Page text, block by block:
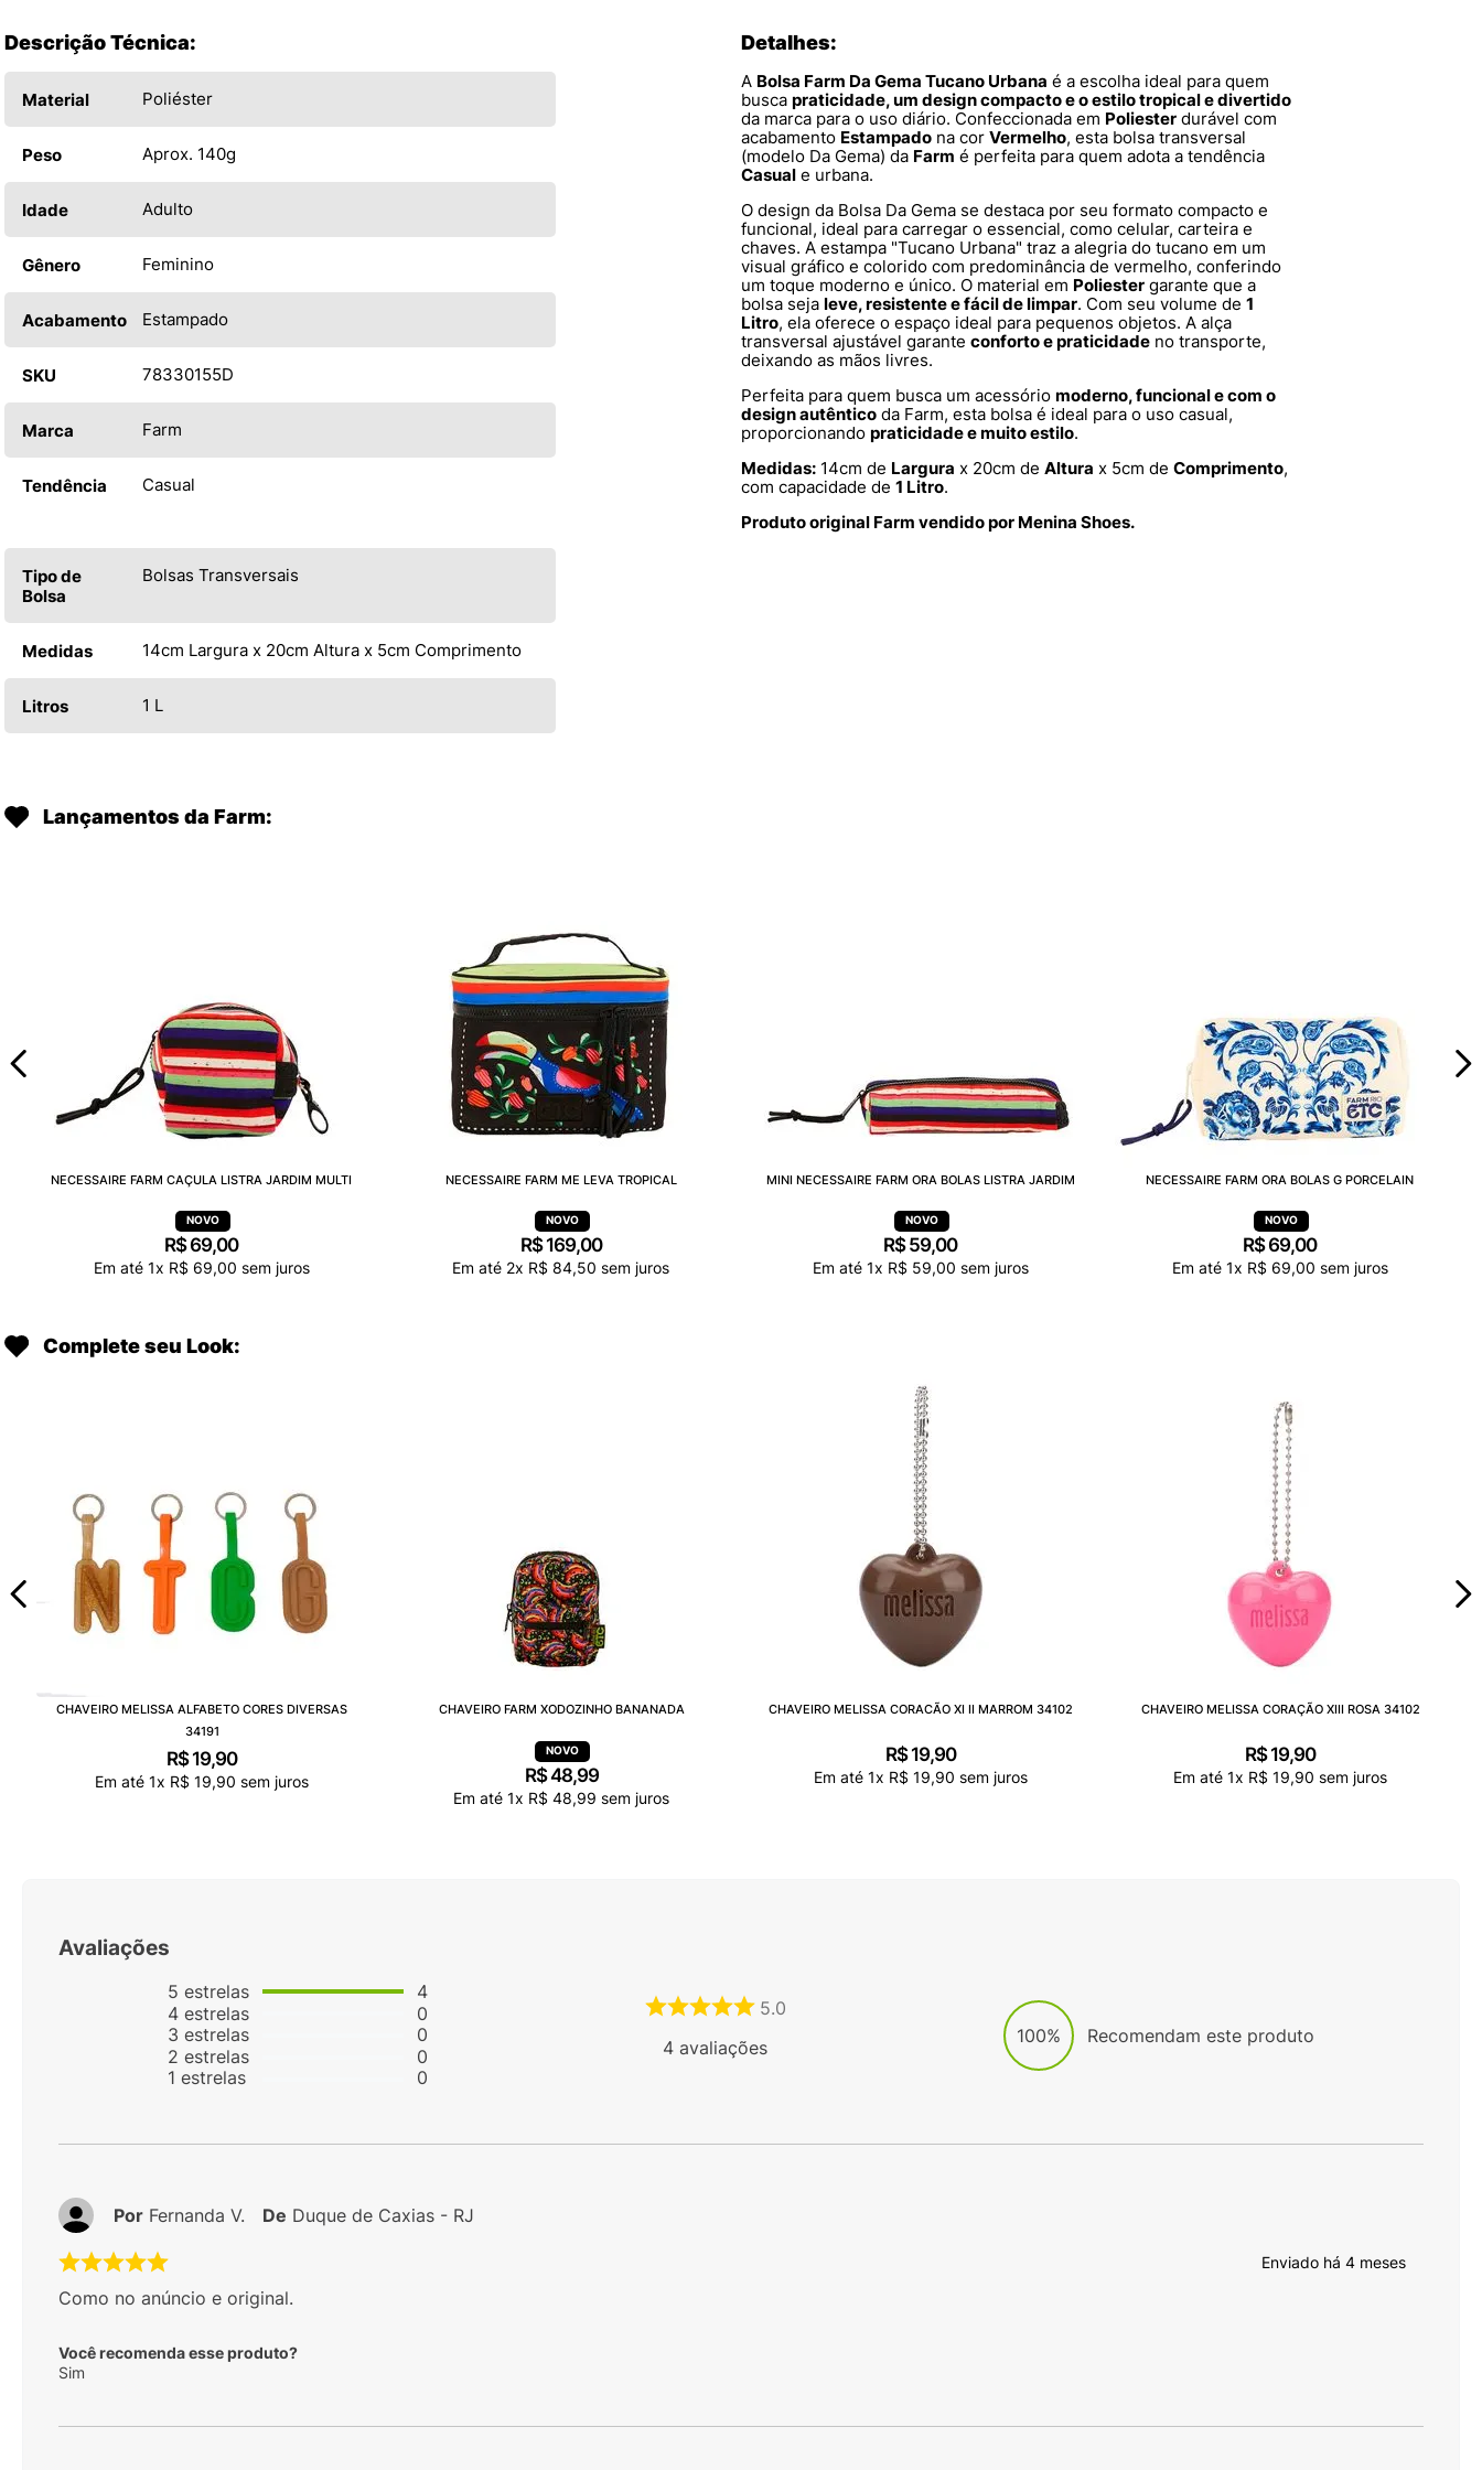
Descrição Técnica:
Material Poliéster
Peso Aprox. 140g
Idade Adulto
Gênero Feminino
Acabamento Estampado
SKU 78330155D
Marca Farm
Tendência Casual
Tipo de
Bolsa
Bolsas Transversais
Medidas 14cm Largura x 20cm Altura x 5cm Comprimento
Litros 1 L
Detalhes:
A Bolsa Farm Da Gema Tucano Urbana é a escolha ideal para quem
busca praticidade, um design compacto e o estilo tropical e divertido
da marca para o uso diário. Confeccionada em Poliester durável com
acabamento Estampado na cor Vermelho, esta bolsa transversal
(modelo Da Gema) da Farm é perfeita para quem adota a tendência
Casual e urbana.
O design da Bolsa Da Gema se destaca por seu formato compacto e
funcional, ideal para carregar o essencial, como celular, carteira e
chaves. A estampa "Tucano Urbana" traz a alegria do tucano em um
visual gráfico e colorido com predominância de vermelho, conferindo
um toque moderno e único. O material em Poliester garante que a
bolsa seja leve, resistente e fácil de limpar. Com seu volume de 1
Litro, ela oferece o espaço ideal para pequenos objetos. A alça
transversal ajustável garante conforto e praticidade no transporte,
deixando as mãos livres.
Perfeita para quem busca um acessório moderno, funcional e com o
design autêntico da Farm, esta bolsa é ideal para o uso casual,
proporcionando praticidade e muito estilo.
Medidas: 14cm de Largura x 20cm de Altura x 5cm de Comprimento,
com capacidade de 1 Litro.
Produto original Farm vendido por Menina Shoes.
Lançamentos da Farm:
NECESSAIRE FARM CAÇULA LISTRA JARDIM MULTI
R$69,00
Em até 1x R$ 69,00 sem juros
NECESSAIRE FARM ME LEVA TROPICAL
R$ 169,00
Em até 2x R$ 84,50 sem juros
MINI NECESSAIRE FARM ORA BOLAS LISTRA JARDIM
R$59,00
Em até 1x R$ 59,00 sem juros
NECESSAIRE FARM ORA BOLAS G PORCELAIN
R$69,00
Em até 1x R$ 69,00 sem juros
Complete seu Look:
CHAVEIRO MELISSA ALFABETO CORES DIVERSAS
34191
R$ 19,90
Em até 1x R$ 19,90 sem juros
CHAVEIRO FARM XODOZINHO BANANADA
R$48,99
Em até 1x R$ 48,99 sem juros
CHAVEIRO MELISSA CORACÃO XI II MARROM 34102
R$ 19,90
Em até 1x R$ 19,90 sem juros
CHAVEIRO MELISSA CORAÇÃO XIII ROSA 34102
R$ 19,90
Em até 1x R$ 19,90 sem juros
Avaliações
5 estrelas
4estrelas
3 estrelas
2 estrelas
1 estrelas
4
0
0
0
0
5.0
4 avaliações
100% Recomendam este produto
Enviado há 4 meses
Como no anúncio e original.
Você recomenda esse produto?
Sim
Por Fernanda V. De Duque de Caxias - RJ